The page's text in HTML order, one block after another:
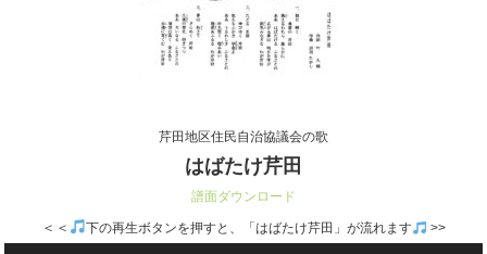
芹田地区住民自治協議会の歌
はばたけ芹田
譜面ダウンロード
＜＜ 下の再生ボタンを押すと、「はばたけ芹田」が流れます
>>